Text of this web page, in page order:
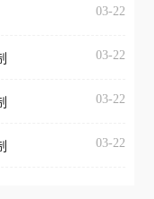
国家和地区时，
现地区及版权限
网易云音乐，却
无法播放”的提示
美国、加拿大、
云音乐也会像其
03-22
03-22
03-22
03-22